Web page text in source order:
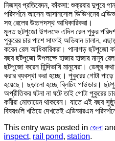
নিজস্ব প্রতিবেদন, কাঁকসা: শুক্রবার দুপুরে
পরিদর্শনে আসেন আসানসোল ডিভিশনের
সহ রেলের উচ্চপদস্থ আধিকারিকরা।
মূলত ছটপুজো উপলক্ষে এদিন রেল পুকুর
পুকুরের চার পাশে সাফাই অভিযান চালান,
করেন রেল আধিকারিকরা। পানাগড় ছটপুজো
বছর ছটপুজো উপলক্ষে হাজার হাজার মানুষ
ছটপুজো করেন হিন্দিভাষি মানুষেরা। ডেঙ্গুর
করার ব্যবস্থা করা হচ্ছে। পুকুরের গোটা
হয়েছে। ছড়ানো হচ্ছে ব্লিচিং পাউডার।
অপ্রীতিকর ঘটনা না ঘটে তাই গোটা পুকুরের
কর্মীরা মোতায়েন থাকবেন। যাতে এই বছর
বিষয়গুলি খতিয়ে দেখতেই এডিআরএম
This entry was posted in জেলা
inspect, rail pond, station.